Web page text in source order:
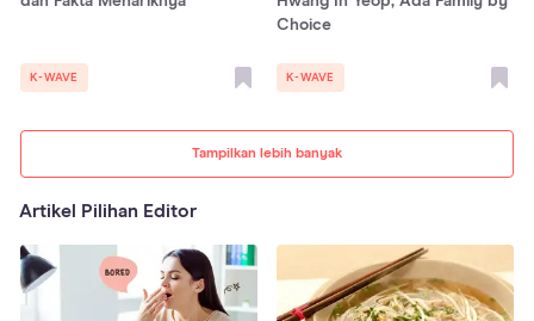
Tampilkan lebih banyak
K-WAVE
Choice
K-WAVE
Artikel Pilihan Editor